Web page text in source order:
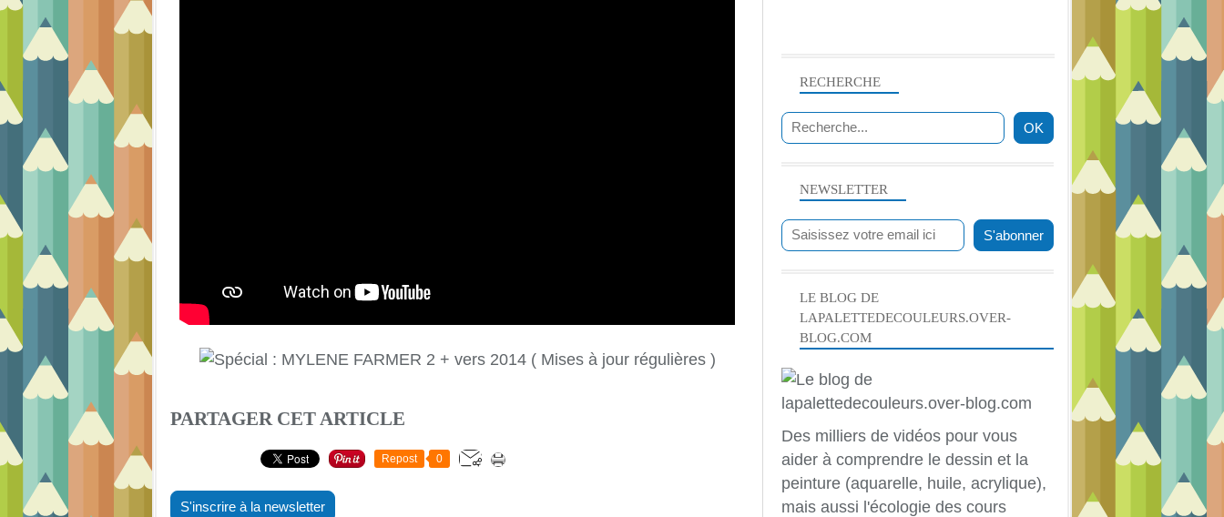
PARTAGER CET ARTICLE
Repost 0
S'inscrire à la newsletter
NEWSLETTER
RECHERCHE
LE BLOG DE
LAPALETTEDECOULEURS.OVER-
BLOG.COM
Des milliers de vidéos pour vous
aider à comprendre le dessin et la
peinture (aquarelle, huile, acrylique),
mais aussi l'écologie des cours